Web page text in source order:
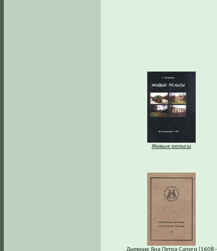
Живые рельсы
Дневник Яна Петра Сапеги (1608–